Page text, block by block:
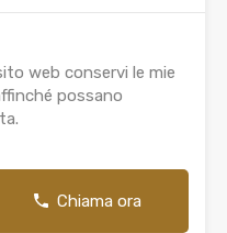
web conservi le mie
possano
Chiama ora